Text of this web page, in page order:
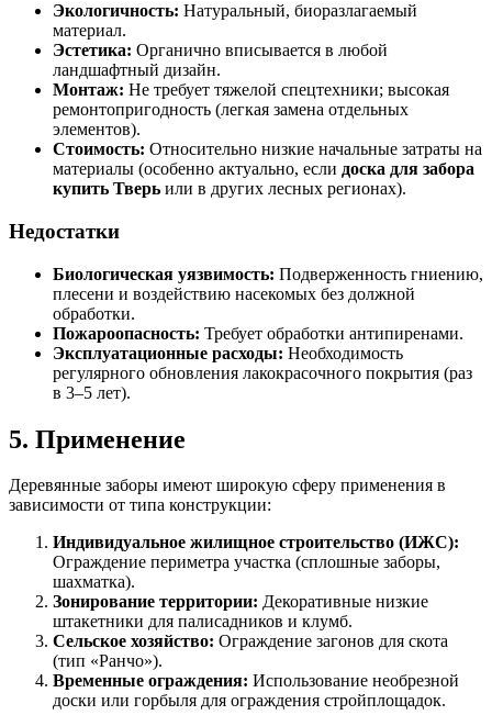
Экологичность: Натуральный, биоразлагаемый
материал.
Эстетика: Органично вписывается в любой
ландшафтный дизайн.
Монтаж: Не требует тяжелой спецтехники; высокая
ремонтопригодность (легкая замена отдельных
элементов).
Стоимость: Относительно низкие начальные затраты на
материалы (особенно актуально, если доска для забора
купить Тверь или в других лесных регионах).
Недостатки
Биологическая уязвимость: Подверженность гниению,
плесени и воздействию насекомых без должной
обработки.
Пожароопасность: Требует обработки антипиренами.
Эксплуатационные расходы: Необходимость
регулярного обновления лакокрасочного покрытия (раз
в 3–5 лет).
5. Применение
Деревянные заборы имеют широкую сферу применения в
зависимости от типа конструкции:
Индивидуальное жилищное строительство (ИЖС):
Ограждение периметра участка (сплошные заборы,
шахматка).
Зонирование территории: Декоративные низкие
штакетники для палисадников и клумб.
Сельское хозяйство: Ограждение загонов для скота
(тип «Ранчо»).
Временные ограждения: Использование необрезной
доски или горбыля для ограждения стройплощадок.